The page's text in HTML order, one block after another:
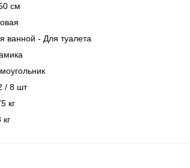
см
ванной - Для туалета
/ 8 шт
кг
кг